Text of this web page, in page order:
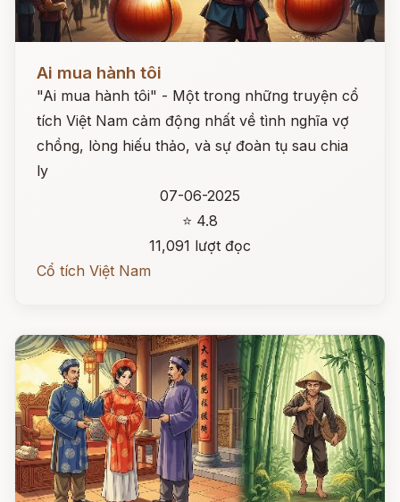
Ai mua hành tôi
"Ai mua hành tôi" - Một trong những truyện cổ
tích Việt Nam cảm động nhất về tình nghĩa vợ
chồng, lòng hiếu thảo, và sự đoàn tụ sau chia
ly
07-06-2025
⭐ 4.8
11,091 lượt đọc
Cổ tích Việt Nam